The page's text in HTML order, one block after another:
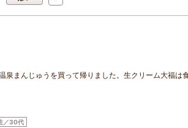
泉まんじゅうを買って帰りました。生クリーム大福は
／30代